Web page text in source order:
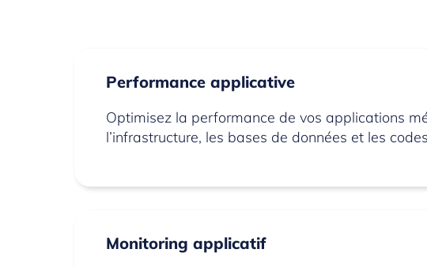
Performance applicative
Optimisez la performance de vos applications
l’infrastructure, les bases de données et les
Monitoring applicatif